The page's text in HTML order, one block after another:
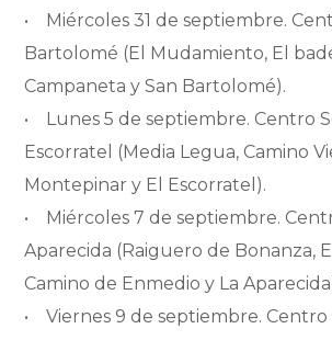
• Miércoles 31 de septiembre.
Bartolomé (El Mudamiento, El
Campaneta y San Bartolomé).
• Lunes 5 de septiembre. Centro
Escorratel (Media Legua, Camino
Montepinar y El Escorratel).
• Miércoles 7 de septiembre.
Aparecida (Raiguero de Bonanza,
Camino de Enmedio y La
• Viernes 9 de septiembre. Centro